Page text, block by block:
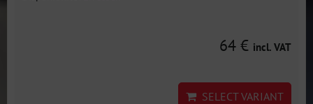
64 € incl. VAT
SELECT VARIANT